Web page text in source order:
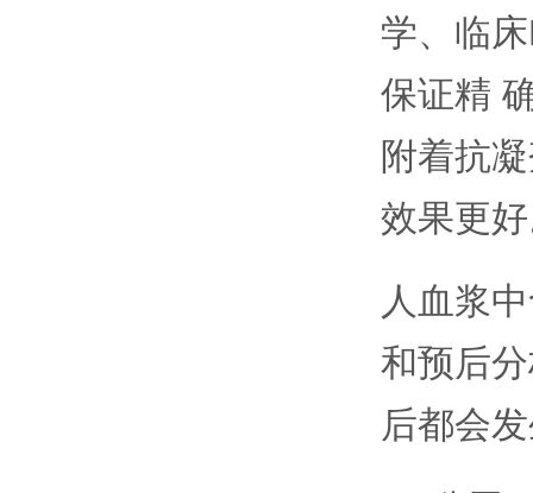
学、临
保证精
附着抗
效果更
人血浆
和预后
后都会